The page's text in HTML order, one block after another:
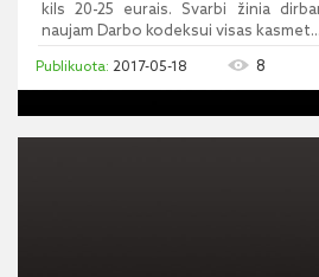
kils 20-25 eurais. Svarbi žinia
naujam Darbo kodeksui visas kasmet...
2017-05-18 8